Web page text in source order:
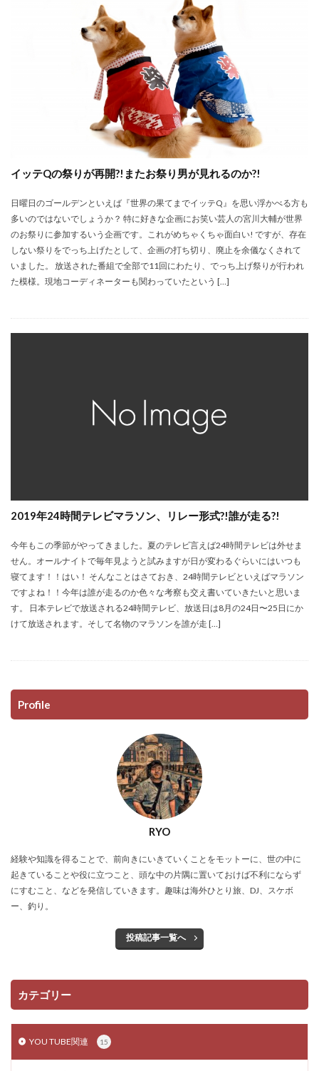
イッテQの祭りが再開?!またお祭り男が見れるのか?!
日曜日のゴールデンといえば『世界の果てまでイッテQ』を思い浮かべる方も
多いのではないでしょうか？ 特に好きな企画にお笑い芸人の宮川大輔が世界
のお祭りに参加するいう企画です。これがめちゃくちゃ面白い! ですが、存在
しない祭りをでっち上げたとして、企画の打ち切り、廃止を余儀なくされて
いました。 放送された番組で全部で11回にわたり、でっち上げ祭りが行われ
た模様。現地コーディネーターも関わっていたという […]
2019年24時間テレビマラソン、リレー形式?!誰が走る?!
今年もこの季節がやってきました。夏のテレビ言えば24時間テレビは外せま
せん。オールナイトで毎年見ようと試みますが日が変わるぐらいにはいつも
寝てます！！はい！ そんなことはさておき、24時間テレビといえばマラソン
ですよね！！今年は誰が走るのか色々な考察も交え書いていきたいと思いま
す。 日本テレビで放送される24時間テレビ、放送日は8月の24日〜25日にか
けて放送されます。そして名物のマラソンを誰が走 […]
Profile
RYO
経験や知識を得ることで、前向きにいきていくことをモットーに、世の中に
起きていることや役に立つこと、頭な中の片隅に置いておけば不利にならず
にすむこと、などを発信していきます。趣味は海外ひとり旅、DJ、スケボ
ー、釣り。
投稿記事一覧へ
カテゴリー
YOU TUBE関連 15